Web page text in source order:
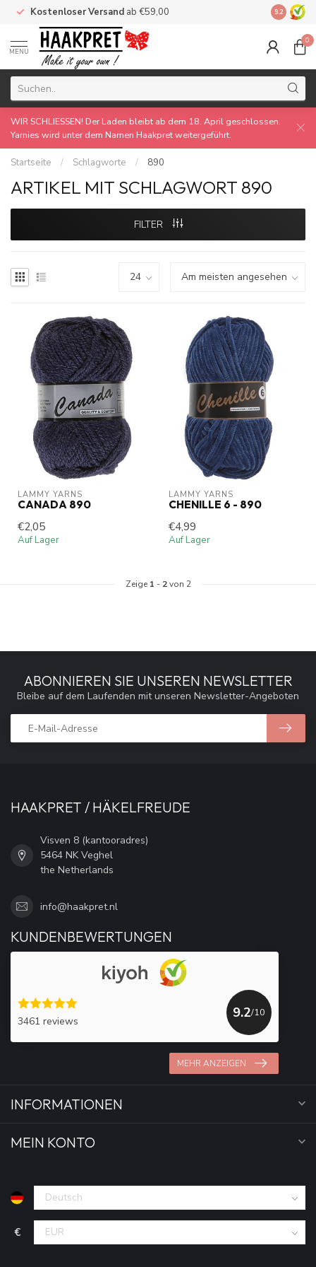
Kostenloser Versand ab €59,00 Made by
9.2
MENU
0
WIR SCHLIESSEN! Der Laden bleibt ab dem 18. April geschlossen.
Yarnies wird unter dem Namen Haakpret weitergeführt.
Startseite / Schlagworte / 890
ARTIKEL MIT SCHLAGWORT 890
FILTER
LAMMY YARNS
CANADA 890
€2,05
Auf Lager
LAMMY YARNS
CHENILLE 6 - 890
€4,99
Auf Lager
Zeige 1 - 2von 2
ABONNIEREN SIE UNSEREN NEWSLETTER
Bleibe auf dem Laufenden mit unseren Newsletter-Angeboten
HAAKPRET / HÄKELFREUDE
Visven 8 (kantooradres)
5464 NK Veghel
the Netherlands
info@haakpret.nl
KUNDENBEWERTUNGEN
3461 reviews
9.2/10
MEHR ANZEIGEN
INFORMATIONEN
MEIN KONTO
€